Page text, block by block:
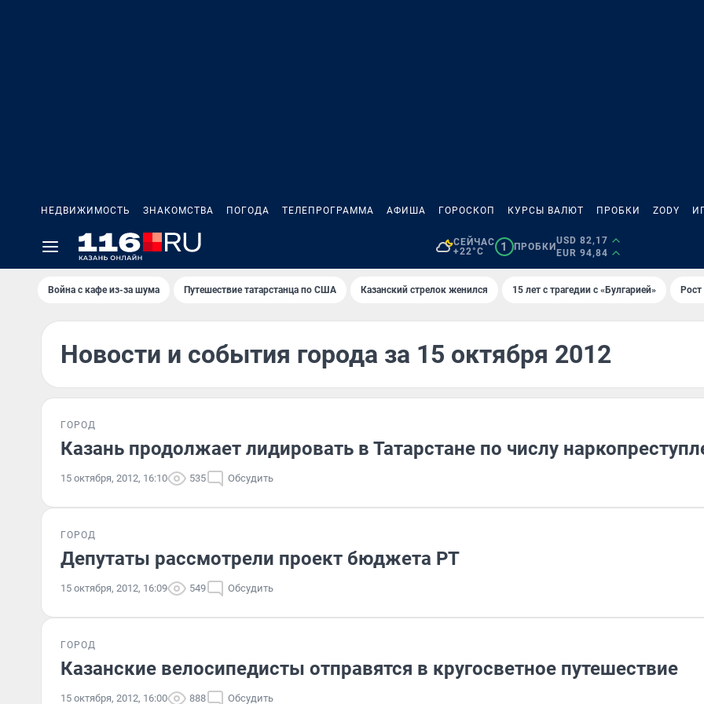
НЕДВИЖИМОСТЬ ЗНАКОМСТВА ПОГОДА ТЕЛЕПРОГРАММА АФИША ГОРОСКОП КУРСЫ ВАЛЮТ ПРОБКИ ZODY
СЕЙЧАС
+22°C
1 ПРОБКИ
USD 82,17
EUR 94,84
Война с кафе из-за шума Путешествие татарстанца по США Казанский стрелок женился 15 лет с трагедии с «Булгарией»
Новости и события города за 15 октября 2012
ГОРОД
Казань продолжает лидировать в Татарстане по числу
15 октября, 2012, 16:10 535 Обсудить
ГОРОД
Депутаты рассмотрели проект бюджета РТ
15 октября, 2012, 16:09 549 Обсудить
ГОРОД
Казанские велосипедисты отправятся в кругосветное путешествие
15 октября, 2012, 16:00 888 Обсудить